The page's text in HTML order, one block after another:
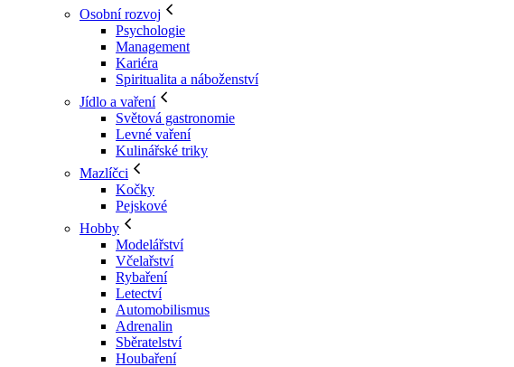
Osobní rozvoj
Psychologie
Management
Kariéra
Spiritualita a náboženství
Jídlo a vaření
Světová gastronomie
Levné vaření
Kulinářské triky
Mazlíčci
Kočky
Pejskové
Hobby
Modelářství
Včelařství
Rybaření
Letectví
Automobilismus
Adrenalin
Sběratelství
Houbaření